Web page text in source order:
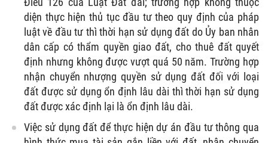
diện thực hiện thủ tục đầu tư theo quy định của pháp
luật về đầu tư thì thời hạn sử dụng đất do Ủy ban nhân
dân cấp có thẩm quyền giao đất, cho thuê đất quyết
định nhưng không được vượt quá 50 năm. Trường hợp
nhận chuyển nhượng quyền sử dụng đất đối với loại
đất được sử dụng ổn định lâu dài thì thời hạn sử dụng
đất được xác định lại là ổn định lâu dài.
Việc sử dụng đất để thực hiện dự án đầu tư thông qua